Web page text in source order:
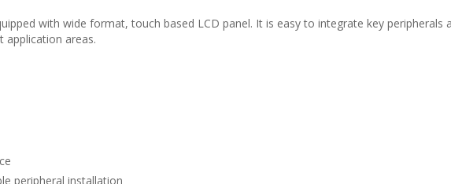
with wide format, touch based LCD panel. It is easy to integrate key peripherals
application areas.
peripheral installation